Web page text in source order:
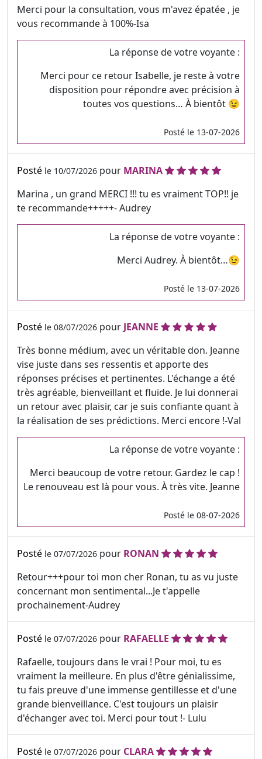
Merci pour la consultation, vous m'avez épatée , je
vous recommande à 100%-Isa
La réponse de votre voyante :
Merci pour ce retour Isabelle, je reste à votre
disposition pour répondre avec précision à
toutes vos questions… À bientôt 😉
Posté le 13-07-2026
Posté le 10/07/2026 pour MARINA
Marina , un grand MERCI !!! tu es vraiment TOP!! je
te recommande+++++- Audrey
La réponse de votre voyante :
Merci Audrey. À bientôt…😉
Posté le 13-07-2026
Posté le 08/07/2026 pour JEANNE
Très bonne médium, avec un véritable don. Jeanne
vise juste dans ses ressentis et apporte des
réponses précises et pertinentes. L'échange a été
très agréable, bienveillant et fluide. Je lui donnerai
un retour avec plaisir, car je suis confiante quant à
la réalisation de ses prédictions. Merci encore !-Val
La réponse de votre voyante :
Merci beaucoup de votre retour. Gardez le cap !
Le renouveau est là pour vous. À très vite. Jeanne
Posté le 08-07-2026
Posté le 07/07/2026 pour RONAN
Retour+++pour toi mon cher Ronan, tu as vu juste
concernant mon sentimental...Je t'appelle
prochainement-Audrey
Posté le 07/07/2026 pour RAFAELLE
Rafaelle, toujours dans le vrai ! Pour moi, tu es
vraiment la meilleure. En plus d'être génialissime,
tu fais preuve d'une immense gentillesse et d'une
grande bienveillance. C'est toujours un plaisir
d'échanger avec toi. Merci pour tout !- Lulu
Posté le 07/07/2026 pour CLARA